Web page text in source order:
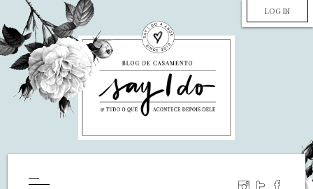
LOG IN